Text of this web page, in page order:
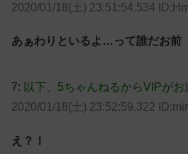
2020/01/18(土) 23:51:54.534
あぁわりといるよ…って誰だお前
7: 以下、5ちゃんねるからVIPがお
2020/01/18(土) 23:52:59.322
え？！